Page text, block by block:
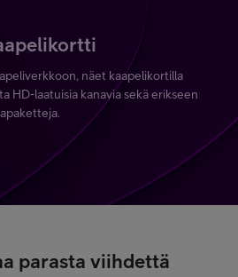
näet kaapelikortilla
HD-laatuisia kanavia sekä erikseen
parasta viihdettä